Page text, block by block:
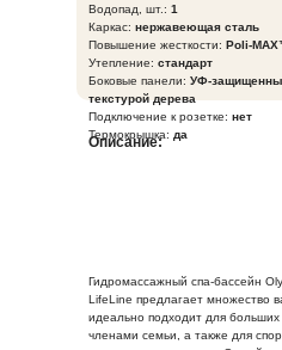
Водопад, шт.: 1
Каркас: нержавеющая сталь
Повышение жесткости: Poli-
Утепление: стандарт
Боковые панели: УФ-
текстурой дерева
Подключение к розетке: нет
Термокрышка: да
Гидромассажный спа-бассейн
LifeLine предлагает множество
идеально подходит для больших
членами семьи, а также для
Описание: